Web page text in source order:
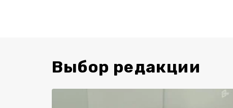
Выбор редакции